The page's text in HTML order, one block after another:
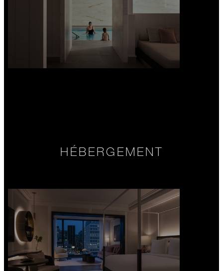
HÉBERGEMENT